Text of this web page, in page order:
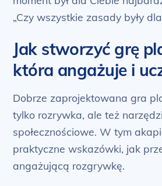
„Czy wszystkie zasady były
Jak stworzyć grę
która angażuje i
Dobrze zaprojektowana gra
tylko rozrywka, ale też
społecznościowe. W tym
praktyczne wskazówki, jak
angażującą rozgrywkę.